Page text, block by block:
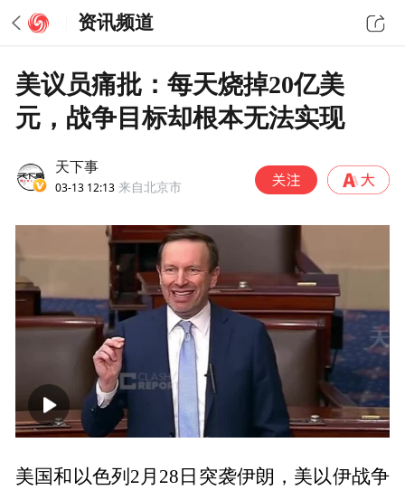
资讯频道
美议员痛批：每天烧掉20亿美
元，战争目标却根本无法实现
天下事
03-13 12:13 来自北京市
00:00 01:25
美国和以色列2月28日突袭伊朗，美以伊战争